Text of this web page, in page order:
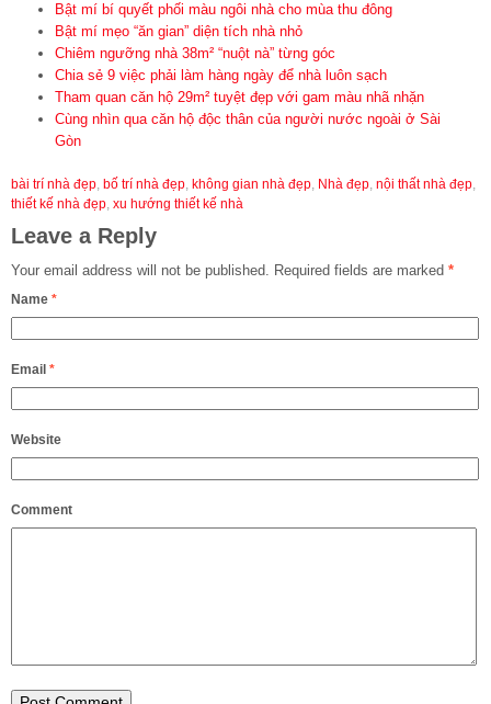
Bật mí bí quyết phối màu ngôi nhà cho mùa thu đông
Bật mí mẹo “ăn gian” diện tích nhà nhỏ
Chiêm ngưỡng nhà 38m² “nuột nà” từng góc
Chia sẻ 9 việc phải làm hàng ngày để nhà luôn sạch
Tham quan căn hộ 29m² tuyệt đẹp với gam màu nhã nhặn
Cùng nhìn qua căn hộ độc thân của người nước ngoài ở Sài
Gòn
bài trí nhà đẹp, bố trí nhà đẹp, không gian nhà đẹp, Nhà đẹp, nội thất nhà đẹp,
thiết kế nhà đẹp, xu hướng thiết kế nhà
Leave a Reply
Your email address will not be published. Required fields are marked *
Name *
Email *
Website
Comment